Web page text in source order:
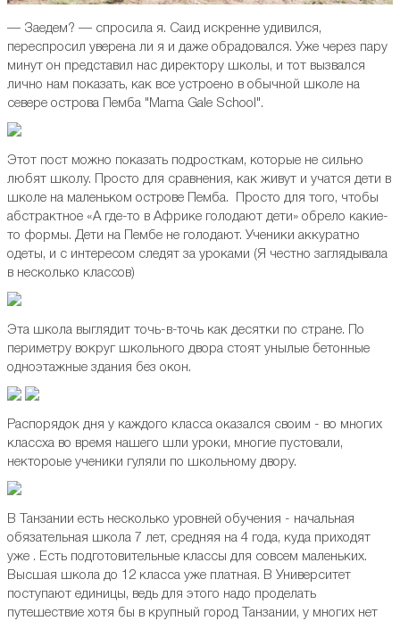
— Заедем? — спросила я. Саид искренне удивился,
переспросил уверена ли я и даже обрадовался. Уже через пару
минут он представил нас директору школы, и тот вызвался
лично нам показать, как все устроено в обычной школе на
севере острова Пемба "Mama Gale School".
Этот пост можно показать подросткам, которые не сильно
любят школу. Просто для сравнения, как живут и учатся дети в
школе на маленьком острове Пемба. Просто для того, чтобы
абстрактное «А где-то в Африке голодают дети» обрело какие-
то формы. Дети на Пембе не голодают. Ученики аккуратно
одеты, и с интересом следят за уроками (Я честно заглядывала
в несколько классов)
Эта школа выглядит точь-в-точь как десятки по стране. По
периметру вокруг школьного двора стоят унылые бетонные
одноэтажные здания без окон.
Распорядок дня у каждого класса оказался своим - во многих
классха во время нашего шли уроки, многие пустовали,
нектороые ученики гуляли по школьному двору.
В Танзании есть несколько уровней обучения - начальная
обязательная школа 7 лет, средняя на 4 года, куда приходят
уже . Есть подготовительные классы для совсем маленьких.
Высшая школа до 12 класса уже платная. В Университет
поступают единицы, ведь для этого надо проделать
путешествие хотя бы в крупный город Танзании, у многих нет